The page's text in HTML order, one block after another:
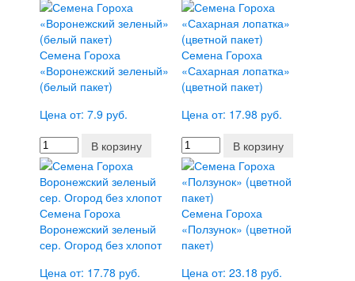
Семена Гороха
«Воронежский зеленый»
(белый пакет)
Цена от: 7.9 руб.
В корзину
Семена Гороха
«Сахарная лопатка»
(цветной пакет)
Цена от: 17.98 руб.
В корзину
Семена Гороха
Воронежский зеленый
сер. Огород без хлопот
Цена от: 17.78 руб.
Семена Гороха
«Ползунок» (цветной
пакет)
Цена от: 23.18 руб.